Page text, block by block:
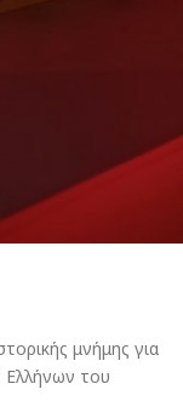
μνήμης για
Ελλήνων του